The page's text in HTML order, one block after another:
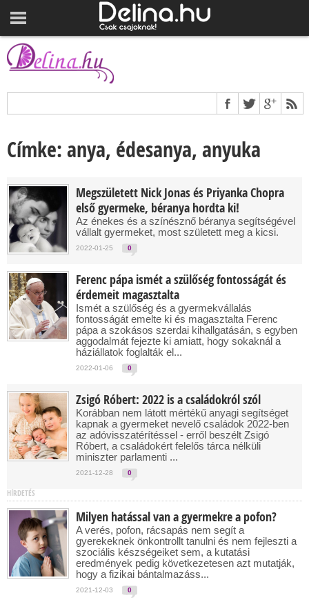
Címke: anya, édesanya, anyuka
Megszületett Nick Jonas és Priyanka Chopra
első gyermeke, béranya hordta ki!
Az énekes és a színésznő béranya segítségével
vállalt gyermeket, most született meg a kicsi.
2022-01-25 0
Ferenc pápa ismét a szülőség fontosságát és
érdemeit magasztalta
Ismét a szülőség és a gyermekvállalás
fontosságát emelte ki és magasztalta Ferenc
pápa a szokásos szerdai kihallgatásán, s egyben
aggodalmát fejezte ki amiatt, hogy sokaknál a
háziállatok foglalták el...
2022-01-06 0
Zsigó Róbert: 2022 is a családokról szól
Korábban nem látott mértékű anyagi segítséget
kapnak a gyermeket nevelő családok 2022-ben
az adóvisszatérítéssel - erről beszélt Zsigó
Róbert, a családokért felelős tárca nélküli
miniszter parlamenti ...
2021-12-28 0
HÍRDETÉS
Milyen hatással van a gyermekre a pofon?
A verés, pofon, rácsapás nem segít a
gyerekeknek önkontrollt tanulni és nem fejleszti a
szociális készségeiket sem, a kutatási
eredmények pedig következetesen azt mutatják,
hogy a fizikai bántalmazáss...
2021-12-03 0